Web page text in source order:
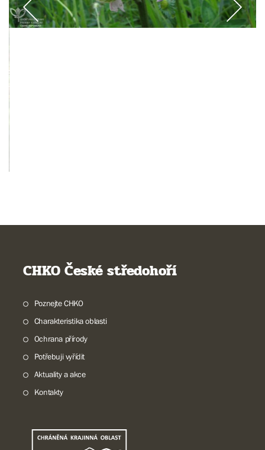
CHKO České středohoří
Poznejte CHKO
Charakteristika oblasti
Ochrana přírody
Potřebuji vyřídit
Aktuality a akce
Kontakty